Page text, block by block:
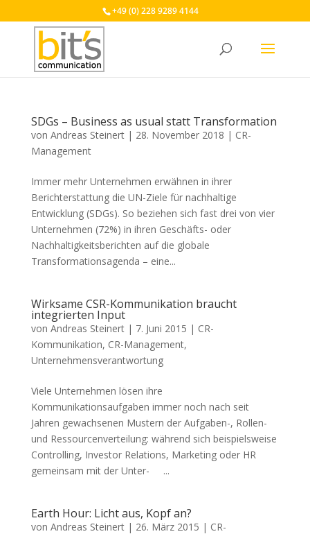
+49 (0) 228 9289 4144
SDGs – Business as usual statt Transformation
von Andreas Steinert| 28. November 2018 | CR-
Management
Immer mehr Unternehmen erwähnen in ihrer
Berichterstattung die UN-Ziele für nachhaltige
Entwicklung (SDGs). So beziehen sich fast drei von vier
Unternehmen (72%) in ihren Geschäfts- oder
Nachhaltigkeitsberichten auf die globale
Transformationsagenda – eine...
Wirksame CSR-Kommunikation braucht
integrierten Input
von Andreas Steinert| 7. Juni 2015 | CR-
Kommunikation, CR-Management,
Unternehmensverantwortung
Viele Unternehmen lösen ihre
Kommunikationsaufgaben immer noch nach seit
Jahren gewachsenen Mustern der Aufgaben-, Rollen-
und Ressourcenverteilung: während sich beispielsweise
Controlling, Investor Relations, Marketing oder HR
gemeinsam mit der Unter- ...
Earth Hour: Licht aus, Kopf an?
von Andreas Steinert| 26. März 2015 | CR-